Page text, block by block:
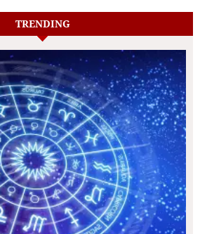
TRENDING